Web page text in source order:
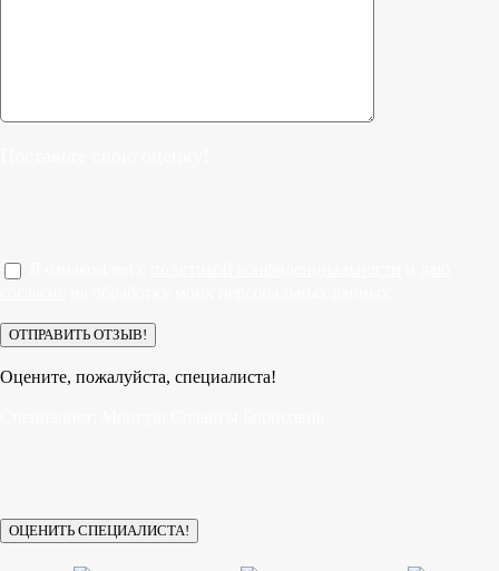
Оцените, пожалуйста, специалиста!